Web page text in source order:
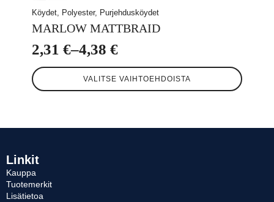
Köydet, Polyester, Purjehdusköydet
MARLOW MATTBRAID
2,31 €–4,38 €
Hintaluokka:
2,31 €
VALITSE VAIHTOEHDOISTA
Tällä
tuotteella
Voit
valinnat
tuotteen
sivulla.
Linkit
Kauppa
Tuotemerkit
Lisätietoa